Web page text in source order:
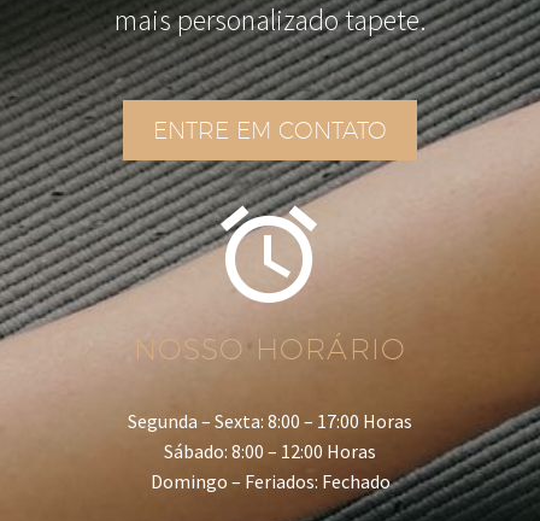
mais personalizado tapete.
ENTRE EM CONTATO


NOSSO HORÁRIO
Segunda – Sexta: 8:00 – 17:00 Horas
Sábado: 8:00 – 12:00 Horas
Domingo – Feriados: Fechado